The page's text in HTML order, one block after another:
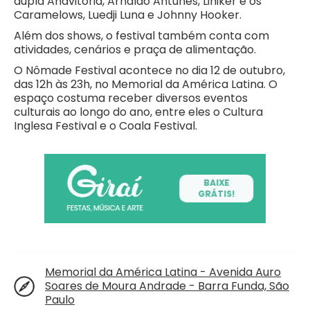
Caramelows, Luedji Luna e Johnny Hooker.
Além dos shows, o festival também conta com
atividades, cenários e praça de alimentação.
O Nômade Festival acontece no dia 12 de outubro,
das 12h às 23h, no Memorial da América Latina. O
espaço costuma receber diversos eventos
culturais ao longo do ano, entre eles o Cultura
Inglesa Festival e o Coala Festival.
Memorial da América Latina - Avenida Auro
Soares de Moura Andrade - Barra Funda, São
Paulo